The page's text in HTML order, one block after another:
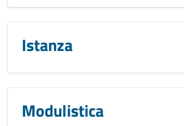
Istanza
Modulistica